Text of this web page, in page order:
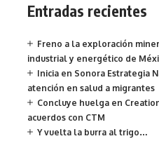
Entradas recientes
Freno a la exploración
industrial y energético de
Inicia en Sonora Estrategia
atención en salud a migrantes
Concluye huelga en
acuerdos con CTM
Y vuelta la burra al trigo…